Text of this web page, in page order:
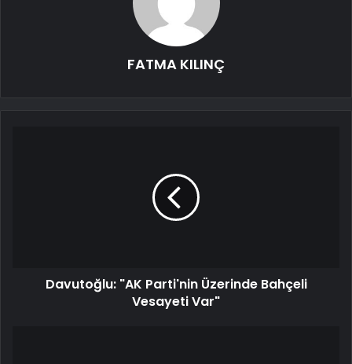
FATMA KILINÇ
Davutoğlu: "AK Parti'nin Üzerinde Bahçeli
Vesayeti Var"